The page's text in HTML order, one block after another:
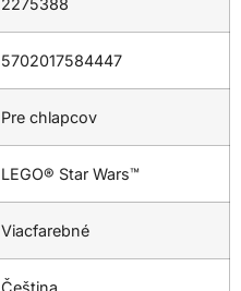
2275388
5702017584447
Pre chlapcov
LEGO® Star Wars™
Viacfarebné